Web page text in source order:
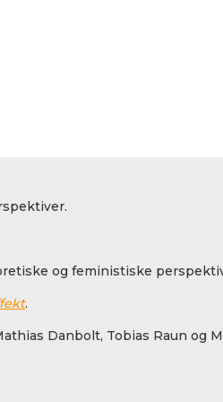
og feministiske
.
Danbolt, Tobias Raun og